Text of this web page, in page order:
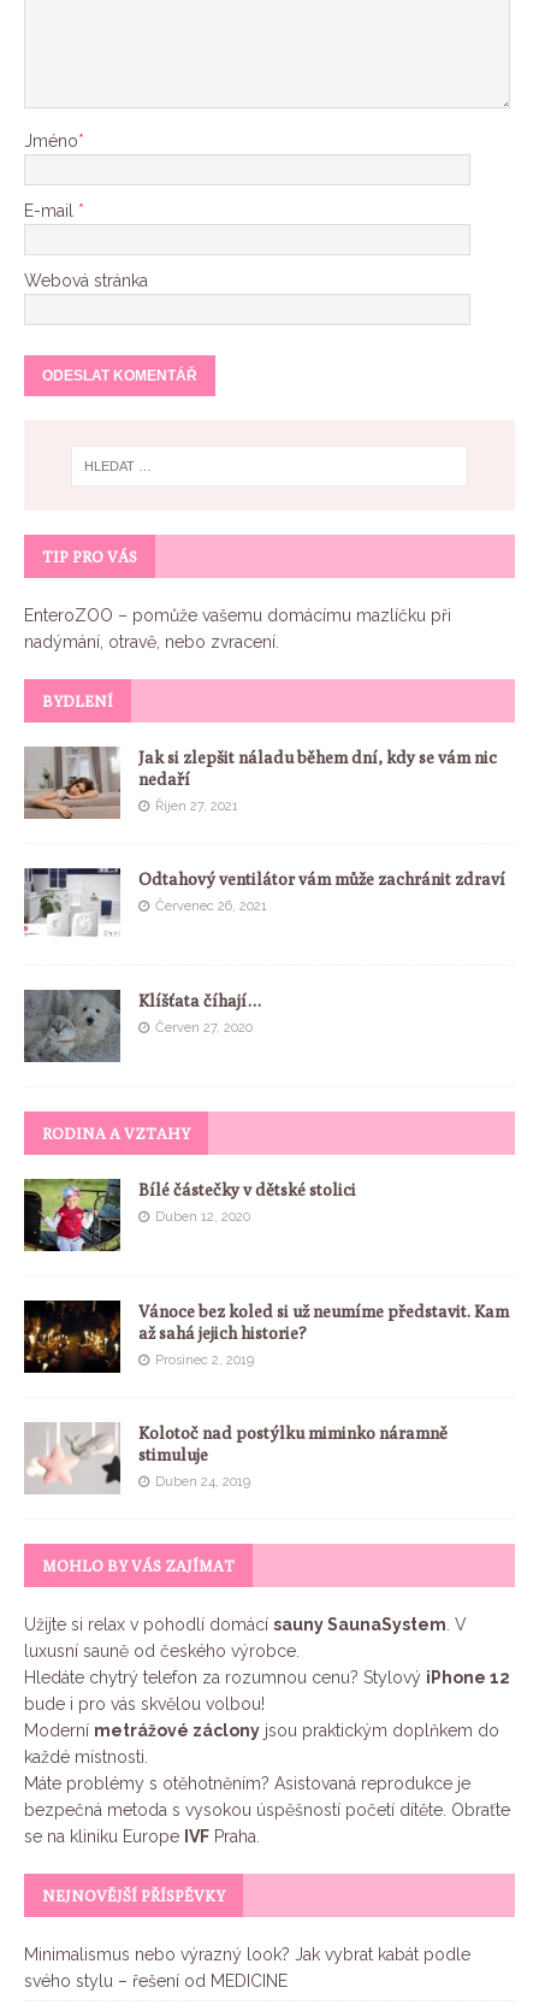
Jméno*
E-mail *
Webová stránka
TIP PRO VÁS
EnteroZOO – pomůže vašemu domácímu mazlíčku při
nadýmání, otravě, nebo zvracení.
BYDLENÍ
Jak si zlepšit náladu během dní, kdy se vám nic
nedaří
Říjen 27, 2021
Odtahový ventilátor vám může zachránit zdraví
Červenec 26, 2021
Klíšťata číhají…
Červen 27, 2020
RODINA A VZTAHY
Bílé částečky v dětské stolici
Duben 12, 2020
Vánoce bez koled si už neumíme představit. Kam
až sahá jejich historie?
Prosinec 2, 2019
Kolotoč nad postýlku miminko náramně
stimuluje
Duben 24, 2019
MOHLO BY VÁS ZAJÍMAT
Užijte si relax v pohodlí domácí sauny SaunaSystem . V
luxusní sauně od českého výrobce.
Hledáte chytrý telefon za rozumnou cenu? Stylový iPhone 12
bude i pro vás skvělou volbou!
Moderní metrážové záclony jsou praktickým doplňkem do
každé místnosti.
Máte problémy s otěhotněním? Asistovaná reprodukce je
bezpečná metoda s vysokou úspěšností početí dítěte. Obraťte
se na kliniku Europe IVF Praha.
NEJNOVĚJŠÍ PŘÍSPĚVKY
Minimalismus nebo výrazný look? Jak vybrat kabát podle
svého stylu – řešení od MEDICINE